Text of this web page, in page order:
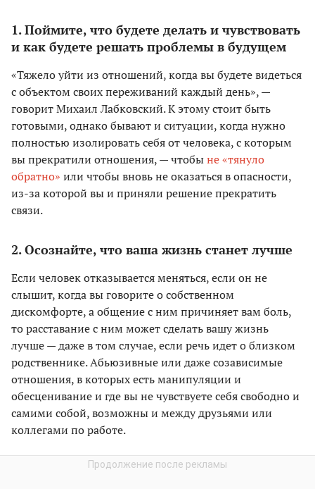
1. Поймите, что будете делать и чувствовать
и как будете решать проблемы в будущем
«Тяжело уйти из отношений, когда вы будете видеться
с объектом своих переживаний каждый день», —
говорит Михаил Лабковский. К этому стоит быть
готовыми, однако бывают и ситуации, когда нужно
полностью изолировать себя от человека, с которым
вы прекратили отношения, — чтобыне «тянуло
обратно» или чтобы вновь не оказаться в опасности,
из-за которой вы и приняли решение прекратить
связи.
2. Осознайте, что ваша жизнь станет лучше
Если человек отказывается меняться, если он не
слышит, когда вы говорите о собственном
дискомфорте, а общение с ним причиняет вам боль,
то расставание с ним может сделать вашу жизнь
лучше — даже в том случае, если речь идет о близком
родственнике. Абьюзивные или даже созависимые
отношения, в которых есть манипуляции и
обесценивание и где вы не чувствуете себя свободно и
самими собой, возможны и между друзьями или
коллегами по работе.